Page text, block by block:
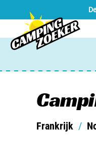
Frankrijk /